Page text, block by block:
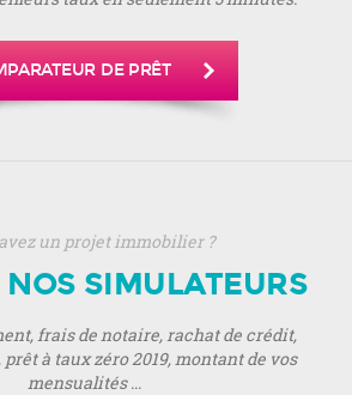
DE PRÊT
un projet immobilier ?
SIMULATEURS
frais de notaire, rachat de crédit,
à taux zéro 2019, montant de vos
mensualités ...